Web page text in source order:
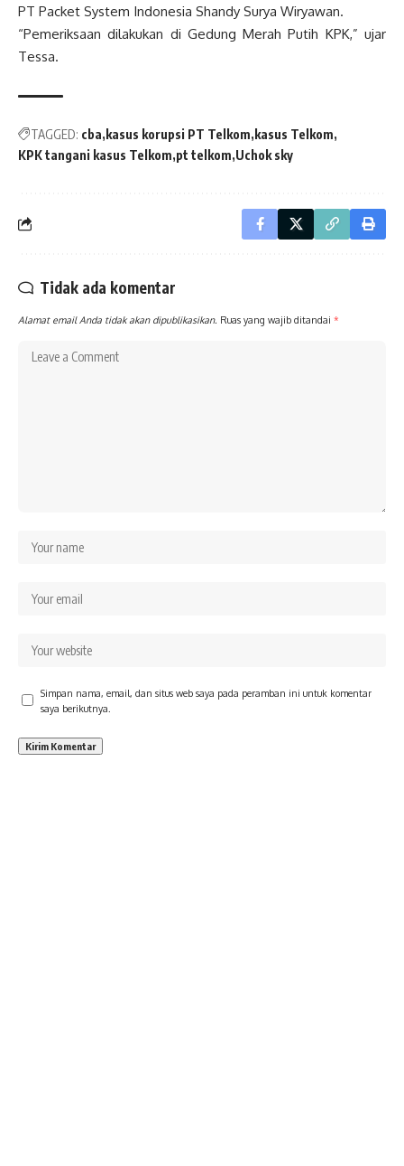
PT Packet System Indonesia Shandy Surya Wiryawan.
“Pemeriksaan dilakukan di Gedung Merah Putih KPK,” ujar
Tessa.
TAGGED: cba kasus korupsi PT Telkom kasus Telkom
KPK tangani kasus Telkom pt telkom Uchok sky
Tidak ada komentar
Alamat email Anda tidak akan dipublikasikan. Ruas yang wajib ditandai *
Simpan nama, email, dan situs web saya pada peramban ini untuk komentar
saya berikutnya.